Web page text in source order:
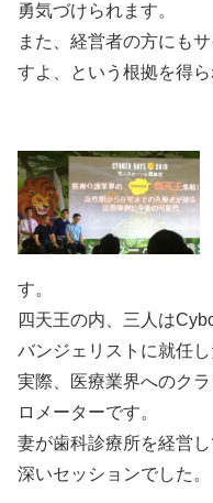
勇気づけられます。
また、経営者の方にも
すよ、という根拠を得
す。
四天王の内、三人は
バンジェリストに就任
実際、医療業界へのク
ロメーターです。
妻が歯科診療所を経営
深いセッションでした。